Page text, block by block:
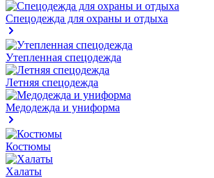
Спецодежда для охраны и отдыха
Утепленная спецодежда
Летняя спецодежда
Медодежда и униформа
Костюмы
Халаты